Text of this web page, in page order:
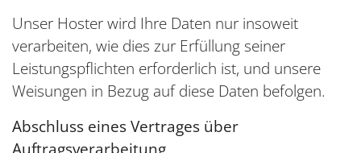
Unser Hoster wird Ihre Daten nur insoweit
verarbeiten, wie dies zur Erfüllung seiner
Leistungspflichten erforderlich ist, und unsere
Weisungen in Bezug auf diese Daten befolgen.
Abschluss eines Vertrages über